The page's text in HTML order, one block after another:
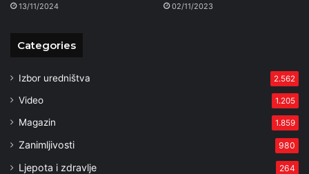
13/11/2024 02/11/2023
Categories
Izbor uredništva 2.562
Video 1.205
Magazin 1.859
Zanimljivosti 980
Ljepota i zdravlje 264